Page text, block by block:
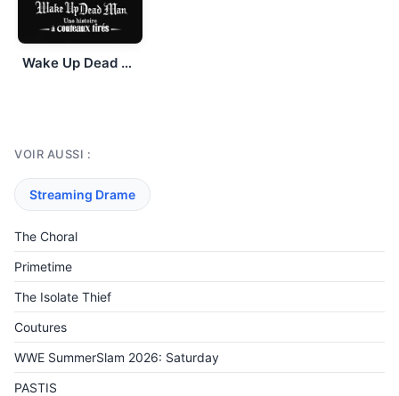
Wake Up Dead Man : Une histoire à couteaux tirés
VOIR AUSSI :
Streaming Drame
The Choral
Primetime
The Isolate Thief
Coutures
WWE SummerSlam 2026: Saturday
PASTIS